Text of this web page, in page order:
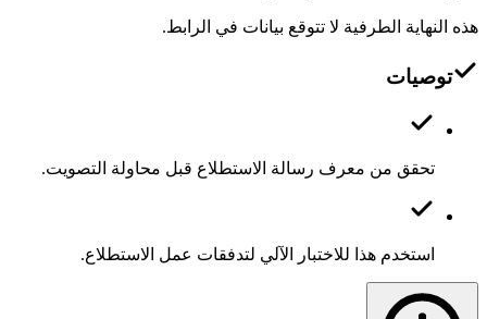
هذه النهاية الطرفية لا تتوقع بيانات في الرابط.
توصيات
تحقق من معرف رسالة الاستطلاع قبل محاولة التصويت.
استخدم هذا للاختبار الآلي لتدفقات عمل الاستطلاع.